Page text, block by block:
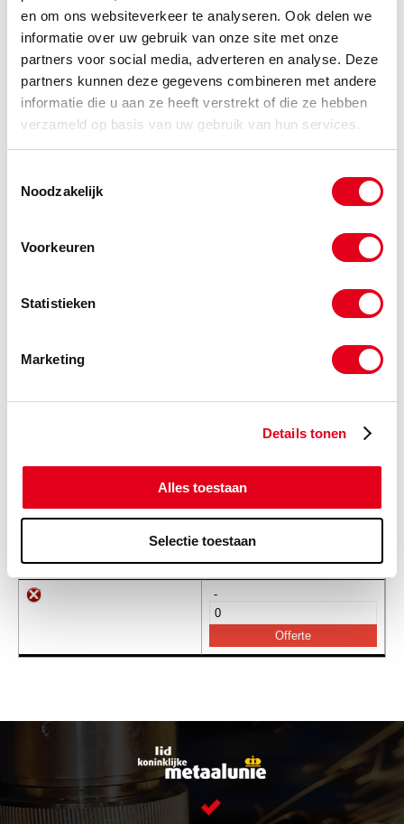
en om ons websiteverkeer te analyseren. Ook delen we
informatie over uw gebruik van onze site met onze
partners voor social media, adverteren en analyse. Deze
partners kunnen deze gegevens combineren met andere
informatie die u aan ze heeft verstrekt of die ze hebben
verzameld op basis van uw gebruik van hun services.
Noodzakelijk
Voorkeuren
Statistieken
Marketing
Details tonen
Alles toestaan
Selectie toestaan
Terugslagklep VU 3/4"
Info Stuks
Info
Terugslagklep VU 1 1/4"
Info Stuks
H0007 Terugslagklep VU 1 1/2"
Stuks
-